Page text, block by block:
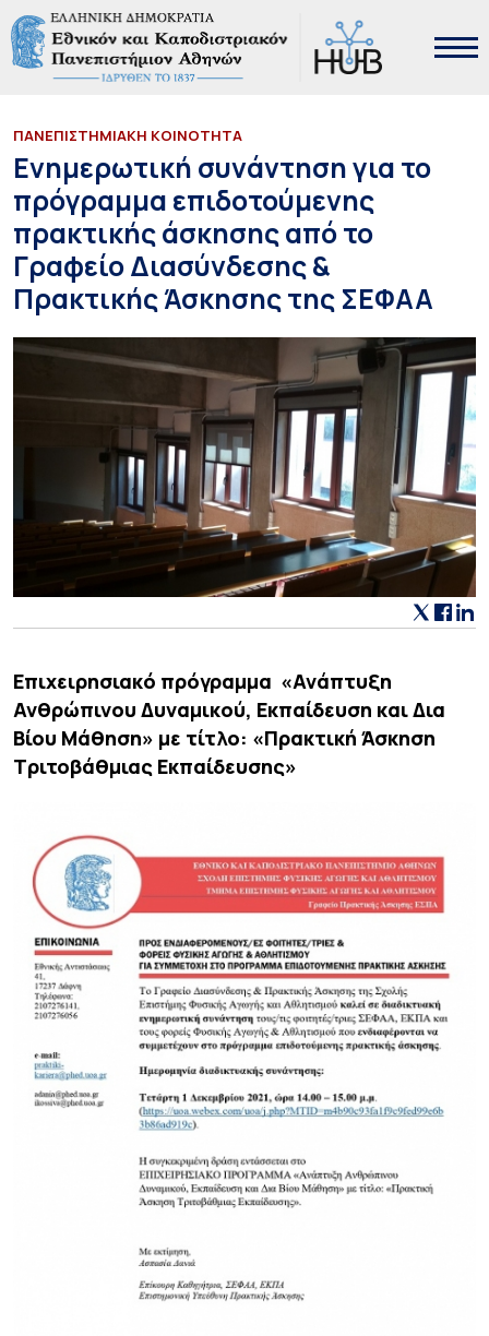
ΠΑΝΕΠΙΣΤΗΜΙΑΚΗ ΚΟΙΝΟΤΗΤΑ
Ενημερωτική συνάντηση για το
πρόγραμμα επιδοτούμενης
πρακτικής άσκησης από το
Γραφείο Διασύνδεσης &
Πρακτικής Άσκησης της ΣΕΦΑΑ
Επιχειρησιακό πρόγραμμα «Ανάπτυξη
Ανθρώπινου Δυναμικού, Εκπαίδευση και Δια
Βίου Μάθηση» με τίτλο: «Πρακτική Άσκηση
Τριτοβάθμιας Εκπαίδευσης»